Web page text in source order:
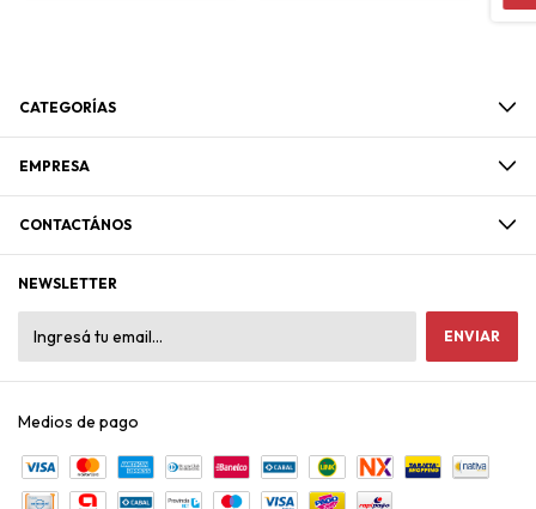
CATEGORÍAS
EMPRESA
CONTACTÁNOS
NEWSLETTER
Medios de pago